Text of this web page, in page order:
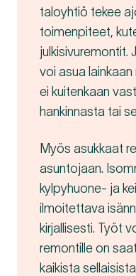
taloyhtiö tekee
toimenpiteet,
julkisivuremontit.
voi asua
ei kuitenkaan
hankinnasta tai
Myös asukkaat
asuntojaan.
kylpyhuone- ja
ilmoitettava
kirjallisesti. Työt
remontille on
kaikista